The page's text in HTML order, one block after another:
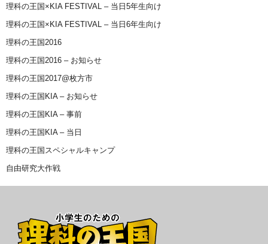
理科の王国×KIA FESTIVAL – 当日5年生向け
理科の王国×KIA FESTIVAL – 当日6年生向け
理科の王国2016
理科の王国2016 – お知らせ
理科の王国2017@枚方市
理科の王国KIA – お知らせ
理科の王国KIA – 事前
理科の王国KIA – 当日
理科の王国スペシャルキャンプ
自由研究大作戦